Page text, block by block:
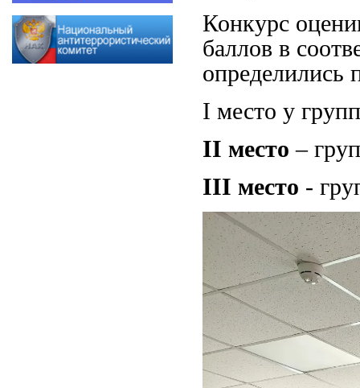
Конкурс
баллов в
определились
I место у
II место –
III место -